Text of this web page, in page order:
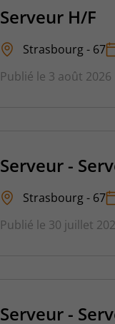
Serveur H/F
Strasbourg - 67
Publié le 3 août 2026
Serveur -
Strasbourg - 67
Publié le 30 juillet
Serveur -